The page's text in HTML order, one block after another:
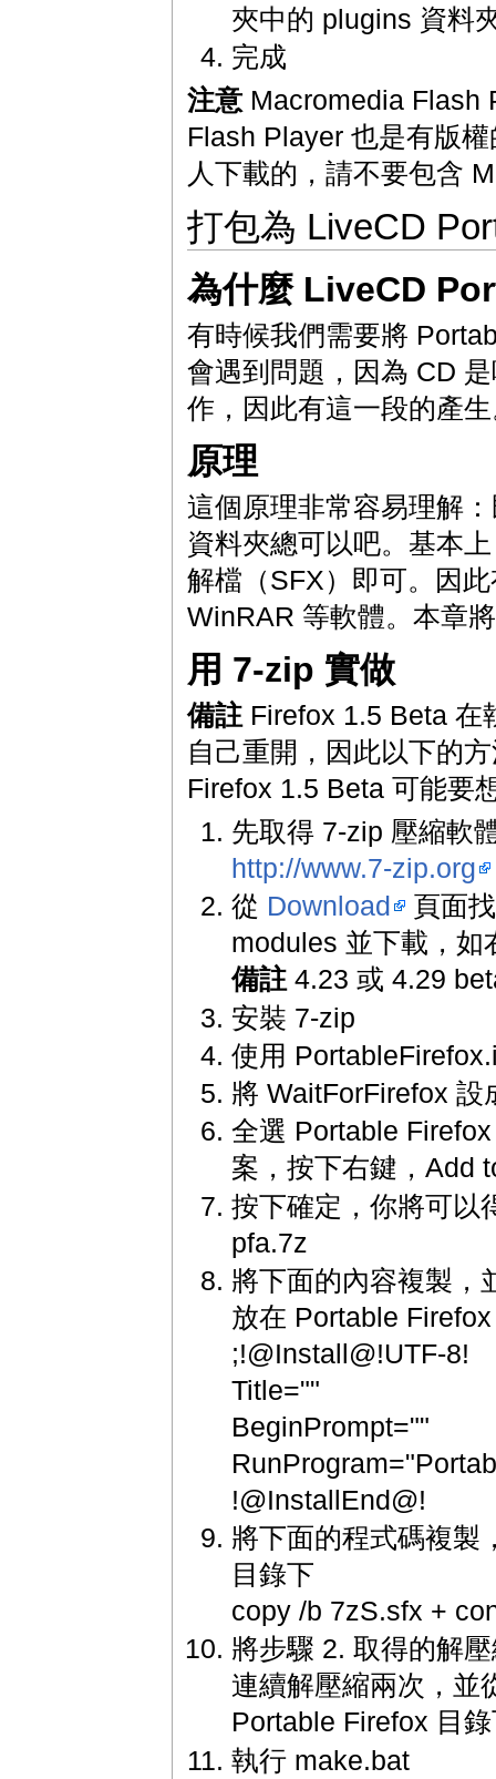
夾中的 plugins 資料
完成
注意Macromedia Flash
Flash Player 也是有版
人下載的，請不要包含
打包為 LiveCD
為什麼 LiveCD
有時候我們需要將
會遇到問題，因為 CD
作，因此有這一段的產
原理
這個原理非常容易理解
資料夾總可以吧。基本
解檔（SFX）即可。因
WinRAR 等軟體。本章
用 7-zip 實做
備註Firefox 1.5 Beta 在
自己重開，因此以下的
Firefox 1.5 Beta 可能要
先取得 7-zip 壓縮軟
http://www.7-zip.org
從 Download
頁面
modules 並下載，如
備註 4.23 或 4.29
安裝 7-zip
使用
將 WaitForFirefox 設
全選 Portable
案，按下右鍵，Add
按下確定，你將可以
pfa.7z
將下面的內容複製，
放在 Portable
;!@Install@!UTF-8!
Title=""
BeginPrompt=""
!@InstallEnd@!
將下面的程式碼複製
目錄下
copy /b 7zS.sfx +
將步驟 2. 取得的解
連續解壓縮兩次，並
Portable Firefox 目
執行 make.bat